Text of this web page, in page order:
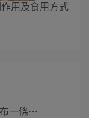
用及食用方式
布一條⋯